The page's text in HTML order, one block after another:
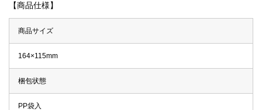
【商品仕様】
商品サイズ
164×115mm
梱包状態
PP袋入